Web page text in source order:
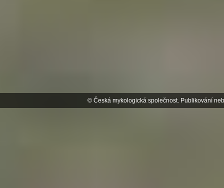
© Česká mykologická společnost. Publikování